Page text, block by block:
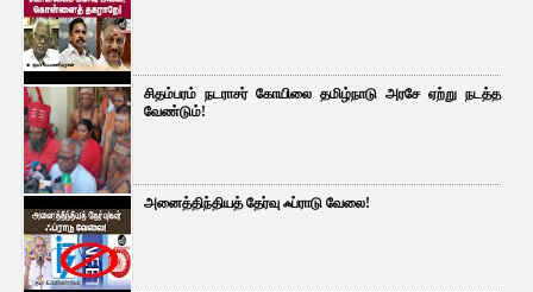
சிதம்பரம் நடராசர் கோயிலை தமிழ்நாடு அரசே ஏற்று நடத்த
வேண்டும்!
அனைத்திந்தியத் தேர்வு ஃப்ராடு வேலை!